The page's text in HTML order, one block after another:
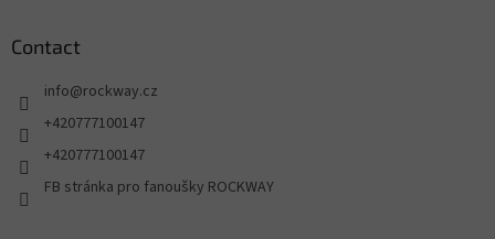
Contact
info@rockway.cz
+420777100147
+420777100147
FB stránka pro fanoušky ROCKWAY